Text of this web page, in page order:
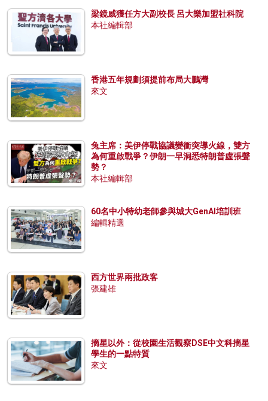
梁鏡威獲任方大副校長 呂大樂加盟社科院
本社編輯部
香港五年規劃須提前布局大鵬灣
來文
兔主席：美伊停戰協議變衝突導火線，雙方
為何重啟戰爭？伊朗一早洞悉特朗普虛張聲
勢？
本社編輯部
60名中小特幼老師參與城大GenAI培訓班
編輯精選
西方世界兩批政客
張建雄
摘星以外：從校園生活觀察DSE中文科摘星
學生的一點特質
來文